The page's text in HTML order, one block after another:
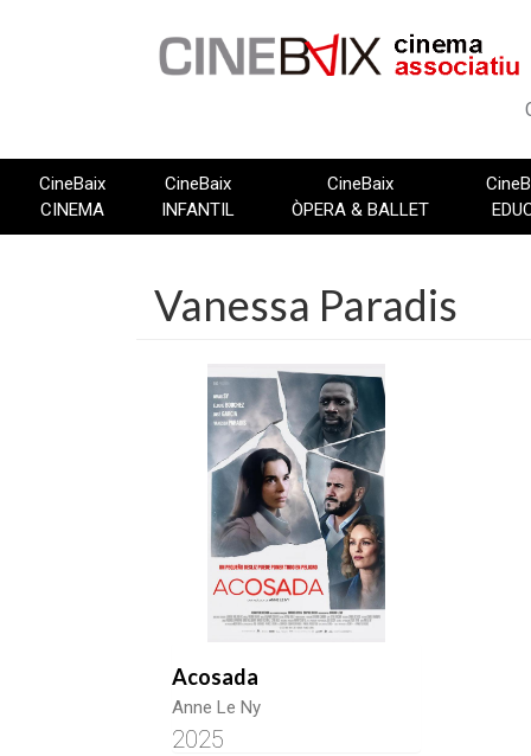
CineBaix
CINEMA
CineBaix
INFANTIL
CineBaix
ÒPERA & BALLET
Vanessa Paradis
Acosada
Anne Le Ny
2025